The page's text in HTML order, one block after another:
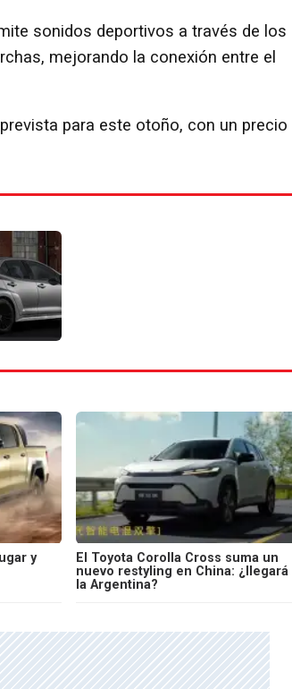
sonidos deportivos a través de los
mejorando la conexión entre el
para este otoño, con un precio
y
El Toyota Corolla Cross suma un
nuevo restyling en China: ¿llegará
la Argentina?